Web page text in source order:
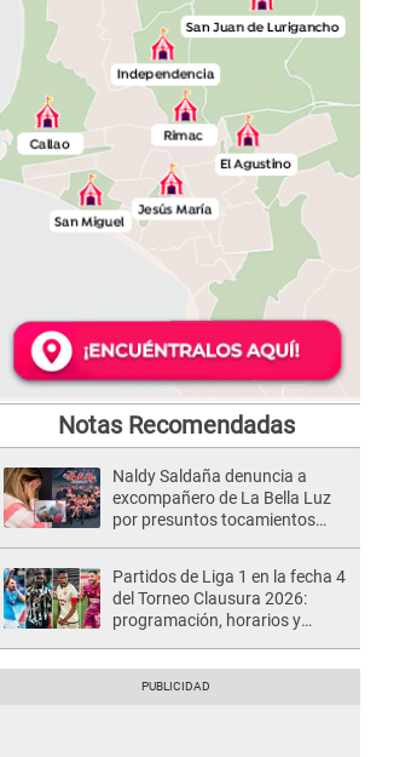
Notas Recomendadas
Naldy Saldaña denuncia a
excompañero de La Bella Luz
por presuntos tocamientos
Partidos de Liga 1 en la fecha 4
del Torneo Clausura 2026:
programación, horarios y